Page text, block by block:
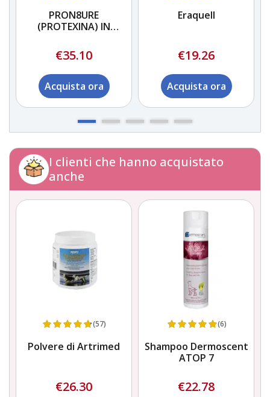
PRON8URE
(PROTEXINA) IN
€35.10
Acquista ora
Eraquell
€19.26
Acquista ora
I clienti che hanno acquistato
anche
(57)
Polvere di Artrimed
€26.30
(6)
Shampoo Dermoscent
ATOP 7
€22.78